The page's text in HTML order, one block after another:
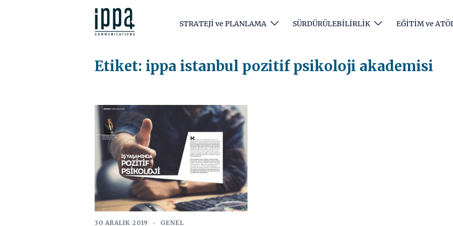
STRATEJİ ve PLANLAMA SÜRDÜRÜLEBİLİRLİK EĞİTİM ve
Etiket: ippa istanbul pozitif psikoloji akademisi
30 ARALIK 2019 GENEL